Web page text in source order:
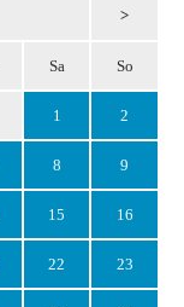
>
Sa So
1 2
8 9
15 16
22 23